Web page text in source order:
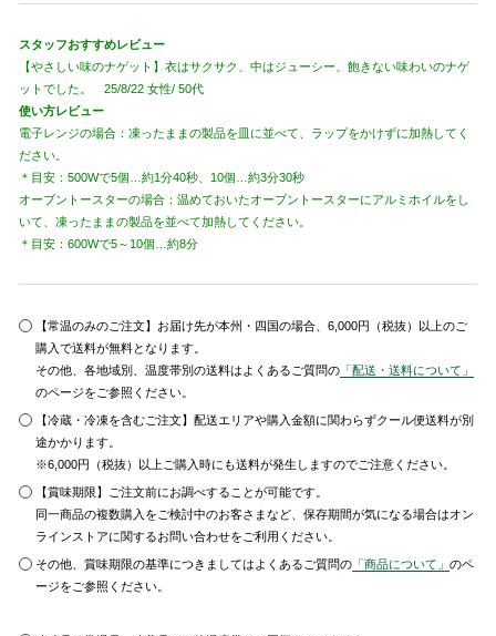
スタッフおすすめレビュー
【やさしい味のナゲット】衣はサクサク、中はジューシー、飽きない味わいのナゲ
ットでした。 25/8/22 女性/ 50代
使い方レビュー
電子レンジの場合：凍ったままの製品を皿に並べて、ラップをかけずに加熱してく
ださい。
＊目安：500Wで5個…約1分40秒、10個…約3分30秒
オーブントースターの場合：温めておいたオーブントースターにアルミホイルをし
いて、凍ったままの製品を並べて加熱してください。
＊目安：600Wで5～10個…約8分
【常温のみのご注文】お届け先が本州・四国の場合、6,000円（税抜）以上のご
購入で送料が無料となります。
その他、各地域別、温度帯別の送料はよくあるご質問の 「配送・送料について」
のページをご参照ください。
【冷蔵・冷凍を含むご注文】配送エリアや購入金額に関わらずクール便送料が別
途かかります。
※6,000円（税抜）以上ご購入時にも送料が発生しますのでご注意ください。
【賞味期限】ご注文前にお調べすることが可能です。
同一商品の複数購入をご検討中のお客さまなど、保存期間が気になる場合はオン
ラインストアに関するお問い合わせをご利用ください。
その他、賞味期限の基準につきましてはよくあるご質問の 「商品について」のペ
ージをご参照ください。